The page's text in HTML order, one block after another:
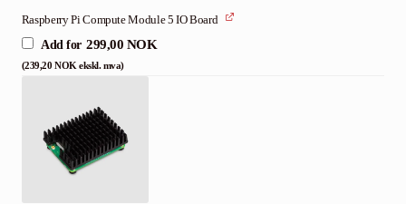
Raspberry Pi Compute Module 5 IO Board
Add for 299,00 NOK
(239,20NOK ekskl. mva)